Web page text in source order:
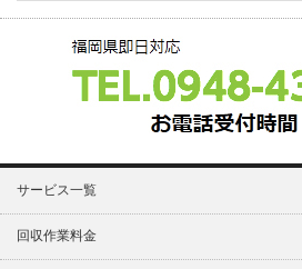
サービス一覧
回収作業料金